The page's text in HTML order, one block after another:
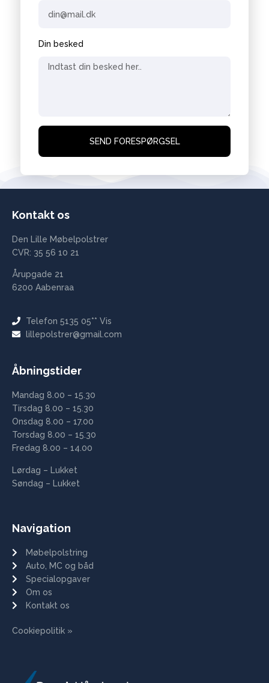
Din besked
SEND FORESPØRGSEL
Kontakt os
Den Lille Møbelpolstrer
CVR: 35 56 10 21
Årupgade 21
6200 Aabenraa
Telefon 5135 05** Vis
lillepolstrer@gmail.com
Åbningstider
Mandag 8.00 – 15.30
Tirsdag 8.00 – 15.30
Onsdag 8.00 – 17.00
Torsdag 8.00 – 15.30
Fredag 8.00 – 14.00
Lørdag – Lukket
Søndag – Lukket
Navigation
Møbelpolstring
Auto, MC og båd
Specialopgaver
Om os
Kontakt os
Cookiepolitik »